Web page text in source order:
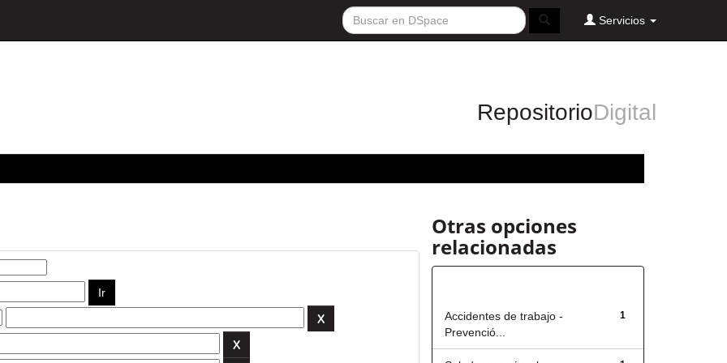
Servicios
RepositorioDigital
Otras opciones
relacionadas
1
Accidentes de trabajo -
Prevenció...